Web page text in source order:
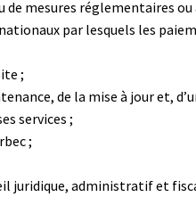
de mesures réglementaires
par lesquels les
;
de la mise à jour et,
services ;
;
juridique, administratif et